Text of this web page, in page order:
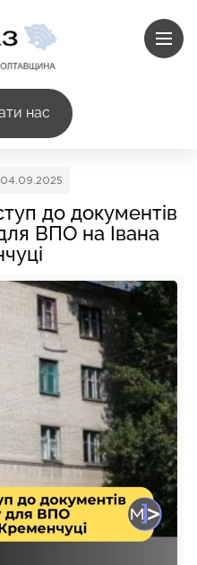
нас
04.09.2025
до документів
ВПО на Івана